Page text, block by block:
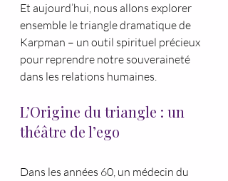
Et aujourd’hui, nous allons explorer
ensemble le triangle dramatique de
Karpman – un outil spirituel précieux
pour reprendre notre souveraineté
dans les relations humaines.
L’Origine du triangle : un
théâtre de l’ego
Dans les années 60, un médecin du